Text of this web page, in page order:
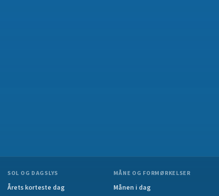
SOL OG DAGSLYS
Årets korteste dag
MÅNE OG FORMØRKELSER
Månen i dag